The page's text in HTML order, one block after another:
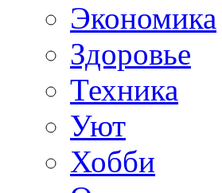
Экономика
Здоровье
Техника
Уют
Хобби